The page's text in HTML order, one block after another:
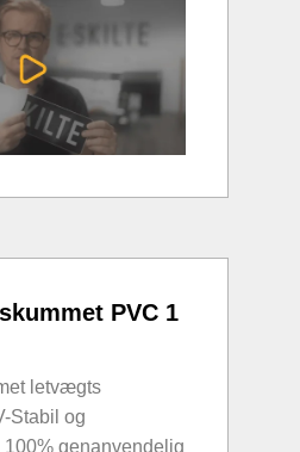
PVC 1
letvægts
Stabil og
genanvendelig